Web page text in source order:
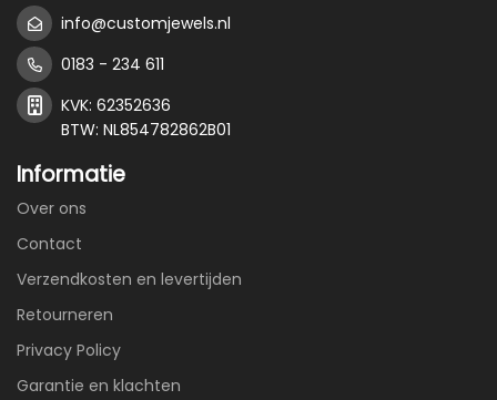
info@customjewels.nl
0183 - 234 611
KVK: 62352636
BTW: NL854782862B01
Informatie
Over ons
Contact
Verzendkosten en levertijden
Retourneren
Privacy Policy
Garantie en klachten